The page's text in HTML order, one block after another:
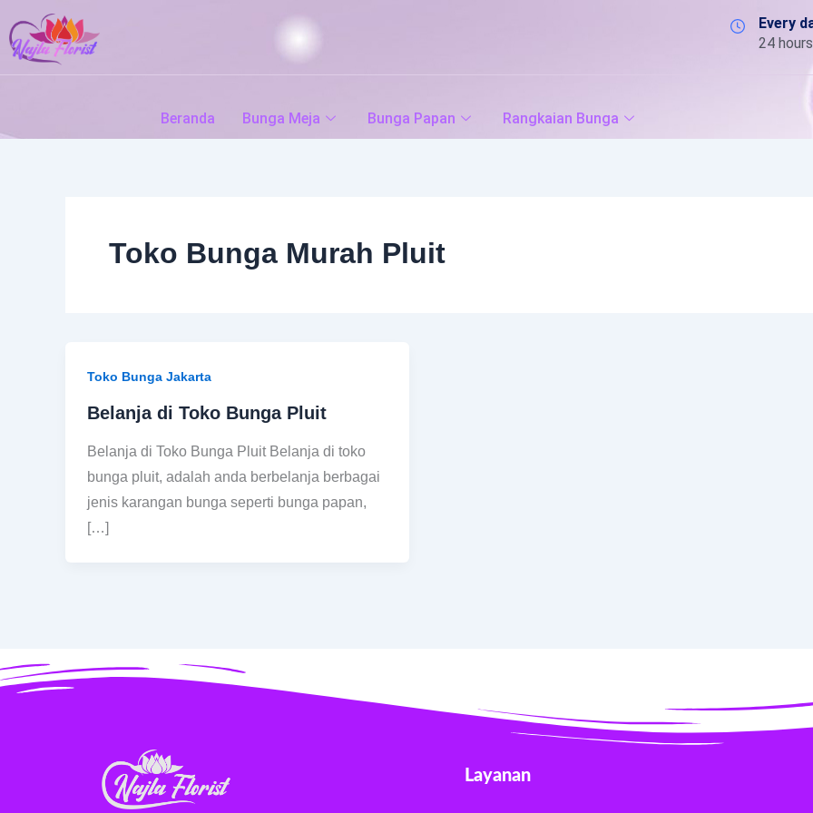
to
content
Every
24 hours
Beranda Bunga Meja Bunga Papan Rangkaian Bunga
Toko Bunga Murah Pluit
Toko Bunga Jakarta
Belanja di Toko Bunga Pluit
Belanja di Toko Bunga Pluit Belanja di toko
bunga pluit, adalah anda berbelanja berbagai
jenis karangan bunga seperti bunga papan,
[…]
Layanan